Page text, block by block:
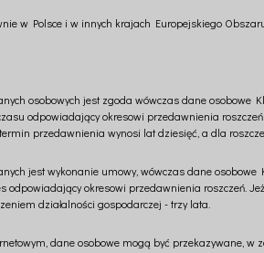
w Polsce i w innych krajach Europejskiego Obszaru
osobowych jest zgoda wówczas dane osobowe
odpowiadający okresowi przedawnienia
przedawnienia wynosi lat dziesięć, a dla
jest wykonanie umowy, wówczas dane
odpowiadający okresowi przedawnienia roszczeń.
działalności gospodarczej - trzy lata.
dane osobowe mogą być przekazywane,